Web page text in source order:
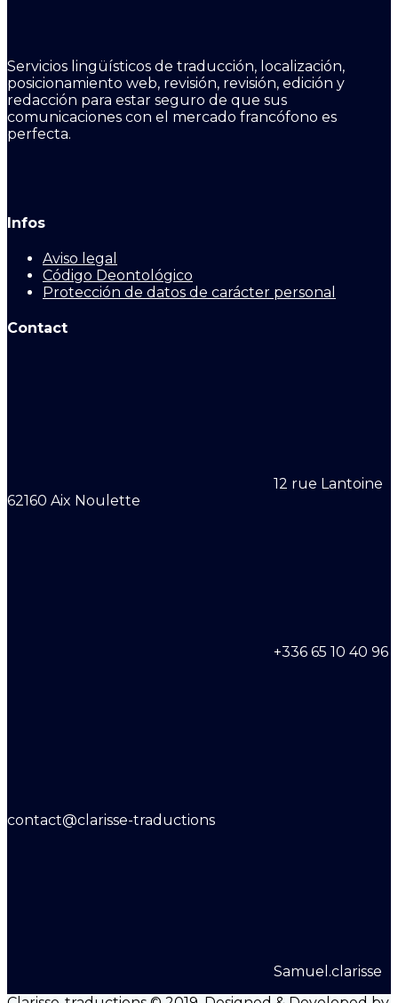
Servicios lingüísticos de traducción, localización,
posicionamiento web, revisión, revisión, edición y
redacción para estar seguro de que sus
comunicaciones con el mercado francófono es
perfecta.
Infos
Aviso legal
Código Deontológico
Protección de datos de carácter personal
Contact
12 rue Lantoine
62160 Aix Noulette
+336 65 10 40 96
contact@clarisse-traductions
Samuel.clarisse